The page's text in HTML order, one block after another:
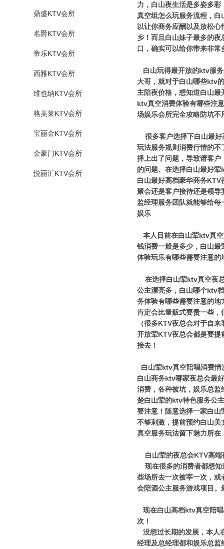
鼎盛KTV会所
名爵KTV会所
帝乐KTV会所
西雅KTV会所
维也纳KTV会所
格美莱KTV会所
宝丽金KTV会所
金豪门KTV会所
悦丽汇KTV会所
力，白山夜生活是多姿多
真空组怎么玩服务流程，
以让你商务应酬以及放松
乡！而且白山妹子最多的
口，确实可以给你带来非
白山玩得最开放的ktv服务
大哥，就对于白山哪些ktv
主陪夜价格，想知道白山
ktv真空消费体验有哪些注
场娱乐会所完全攻略防坑
很多客户选择下白山最好
玩法服务规则消费行情的
择上出了问题，导致请客
的问题、在选择白山最好
白山最好高档豪华商务
聚会还是客户接待还是领
监经理服务团队就能够给
娱乐
本人目前在白山荤ktv真
钱消费一般是多少，白山
体验玩乐有哪些需要注意的
在选择白山荤ktv真空夜
公主漂亮多，白山哪个ktv
务体验有哪些需要注意的
肯定会比量贩式要贵一些
（很多KTV夜总会对于自
开放荤KTV夜总会都是要提
接去！
白山荤ktv真空陪唱消费情
白山商务ktv哪家夜总会最
消费，各种被坑，娱乐总
楚白山荤的ktv特色服务公
要注意！随意选择一家白
不够刺激，提前预约白山
真空服务玩法留下魅力所在
白山荤的夜总会KTV高端
现在很多的消费者都想知
些场所去一次被宰一次，
会陪酒公主服务游戏项目
现在白山高档ktv真空陪唱
次！
没想过长期的发展，本人
经理及总经理都和娱乐总